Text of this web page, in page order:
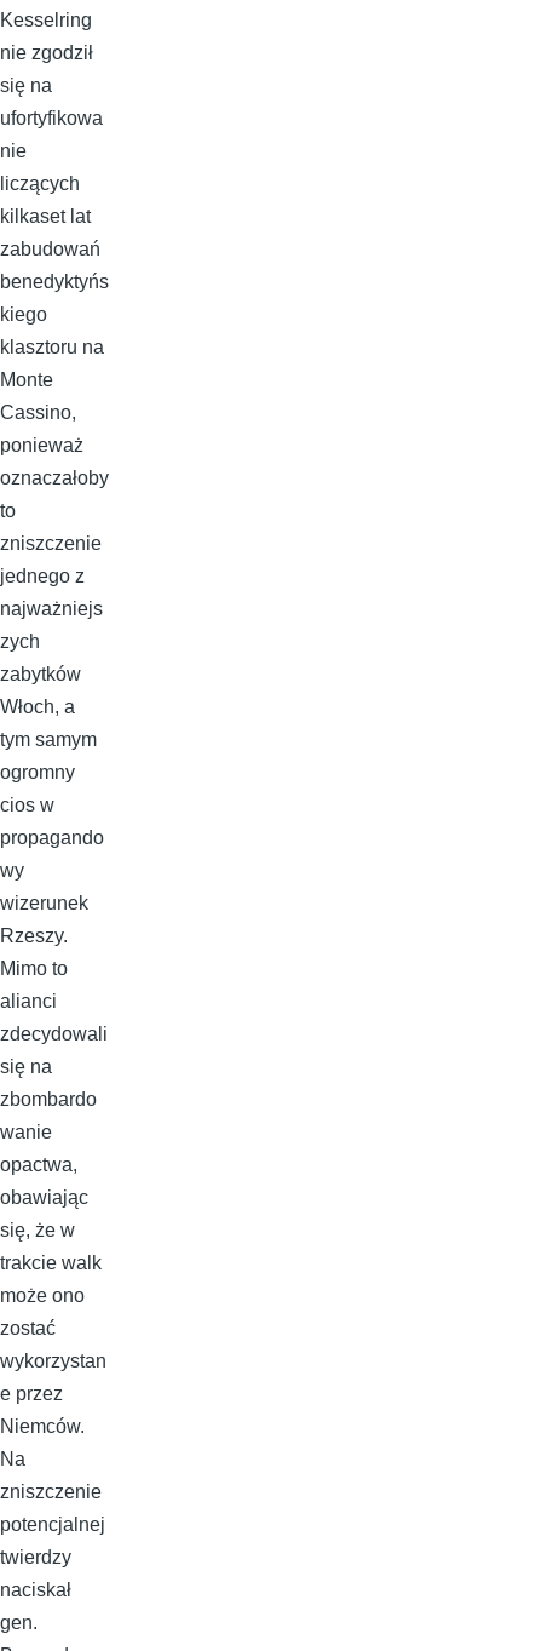
Kesselring
nie zgodził
się na
ufortyfikowa
nie
liczących
kilkaset lat
zabudowań
benedyktyńs
kiego
klasztoru na
Monte
Cassino,
ponieważ
oznaczałoby
to
zniszczenie
jednego z
najważniejs
zych
zabytków
Włoch, a
tym samym
ogromny
cios w
propagando
wy
wizerunek
Rzeszy.
Mimo to
alianci
zdecydowali
się na
zbombardo
wanie
opactwa,
obawiając
się, że w
trakcie walk
może ono
zostać
wykorzystan
e przez
Niemców.
Na
zniszczenie
potencjalnej
twierdzy
naciskał
gen.